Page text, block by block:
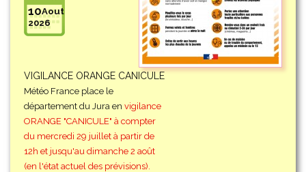
10Aout
2026
VIGILANCE ORANGE CANICULE
Météo France place le
département du Jura en vigilance
ORANGE "CANICULE" à compter
du mercredi 29 juillet à partir de
12h et jusqu'au dimanche 2 août
(en l'état actuel des prévisions).